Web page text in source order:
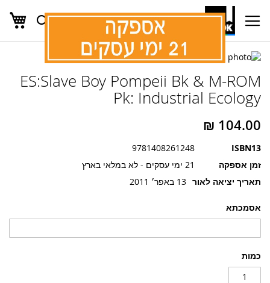
Skip
Content
חפש
אסמכתא
כמות
ES:Slave Boy Pompeii Bk & M-ROM
Pk: Industrial Ecology
ISBN13
9781408261248
זמן אספקה
21 ימי עסקים - לא במלאי בארץ
תאריך יציאה לאור 13 באפר׳ 2011
לדלג
של
גלריית
תמונות
להתחלה
של
גלריית